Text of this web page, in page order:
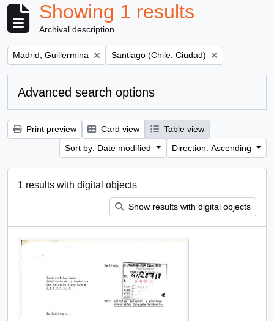
Showing 1 results
Archival description
Remove filter:
Madrid, Guillermina Remove filter:
Santiago (Chile: Ciudad)
Advanced search options
Print preview Card view
Table view
Sort by: Date modified
Direction: Ascending
1 results with digital objects
Show results with digital objects